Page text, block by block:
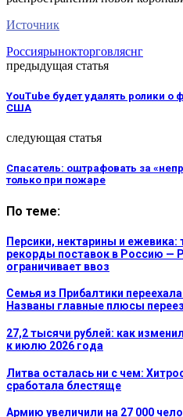
Источник
Россиярынокторговляснг
предыдущая статья
YouTube будет удалять ролики
США
следующая статья
Спасатель: оштрафовать за
только при пожаре
По теме:
Персики, нектарины и
рекорды поставок в Россию —
ограничивает ввоз
Семья из Прибалтики
Названы главные плюсы
27,2 тысячи рублей: как
к июлю 2026 года
Литва осталась ни с чем:
сработала блестяще
Армию увеличили на 27 000